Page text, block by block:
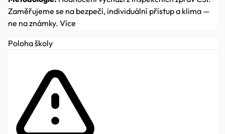
Zaměřujeme se na bezpečí, individuální přístup a klima —
ne na známky. Více
Poloha školy